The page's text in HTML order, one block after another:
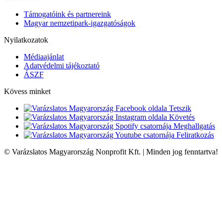
Támogatóink és partnereink
Magyar nemzetipark-igazgatóságok
Nyilatkozatok
Médiaajánlat
Adatvédelmi tájékoztató
ÁSZF
Kövess minket
Tetszik
Követés
Meghallgatás
Feliratkozás
© Varázslatos Magyarország Nonprofit Kft. | Minden jog fenntartva!